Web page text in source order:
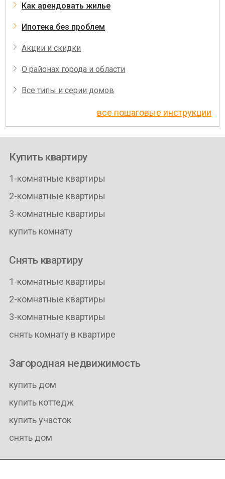
Как арендовать жилье
Ипотека без проблем
Акции и скидки
О районах города и области
Все типы и серии домов
все пошаговые инструкции
Купить квартиру
1-комнатные квартиры
2-комнатные квартиры
3-комнатные квартиры
купить комнату
Снять квартиру
1-комнатные квартиры
2-комнатные квартиры
3-комнатные квартиры
снять комнату в квартире
Загородная недвижимость
купить дом
купить коттедж
купить участок
снять дом